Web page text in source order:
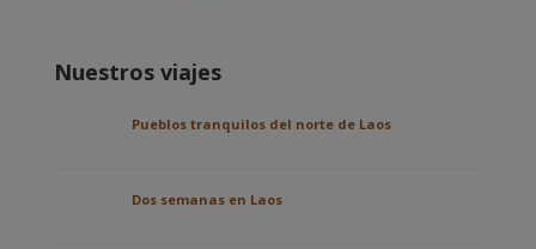
Nuestros viajes
Pueblos tranquilos del norte de Laos
Dos semanas en Laos